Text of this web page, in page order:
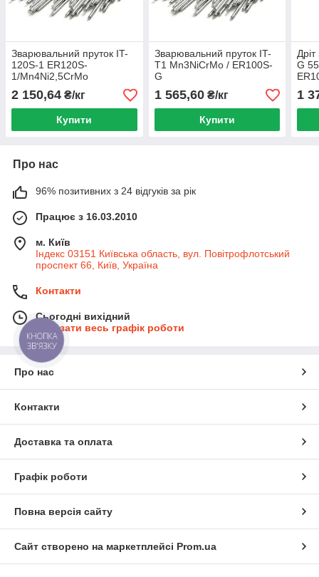
Зварювальний пруток IT-
120S-1 ER120S-
1/Mn4Ni2,5CrMo
2 150,64 ₴/кг
Купити
Зварювальний пруток IT-
T1 Mn3NiCrMo / ER100S-
G
1 565,60₴/кг
Купити
G
1
Про нас
96% позитивних з 24 відгуків за рік
Працює з 16.03.2010
м. Київ
Індекс 03151 Київська область, вул. Повітрофлотський
проспект 66, Київ, Україна
Контакти
Сьогодні вихідний
Показати весь графік роботи
Про нас
Контакти
Доставка та оплата
Графік роботи
Повна версія сайту
Сайт створено на маркетплейсі Prom.ua
КНОПКА
ЗВ'ЯЗКУ